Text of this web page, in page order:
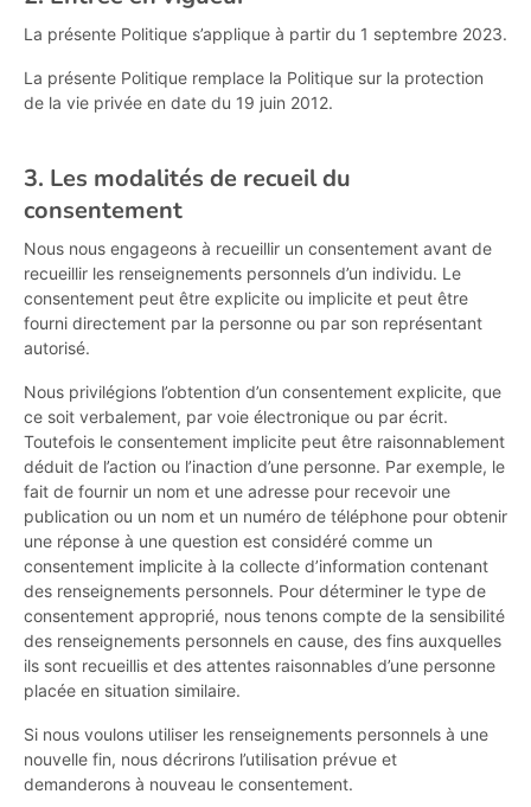
La présente Politique s’applique à partir du 1 septembre 2023.
La présente Politique remplace la Politique sur la protection
de la vie privée en date du 19 juin 2012.
3. Les modalités de recueil du
consentement
Nous nous engageons à recueillir un consentement avant de
recueillir les renseignements personnels d’un individu. Le
consentement peut être explicite ou implicite et peut être
fourni directement par la personne ou par son représentant
autorisé.
Nous privilégions l’obtention d’un consentement explicite, que
ce soit verbalement, par voie électronique ou par écrit.
Toutefois le consentement implicite peut être raisonnablement
déduit de l’action ou l’inaction d’une personne. Par exemple, le
fait de fournir un nom et une adresse pour recevoir une
publication ou un nom et un numéro de téléphone pour obtenir
une réponse à une question est considéré comme un
consentement implicite à la collecte d’information contenant
des renseignements personnels. Pour déterminer le type de
consentement approprié, nous tenons compte de la sensibilité
des renseignements personnels en cause, des fins auxquelles
ils sont recueillis et des attentes raisonnables d’une personne
placée en situation similaire.
Si nous voulons utiliser les renseignements personnels à une
nouvelle fin, nous décrirons l’utilisation prévue et
demanderons à nouveau le consentement.